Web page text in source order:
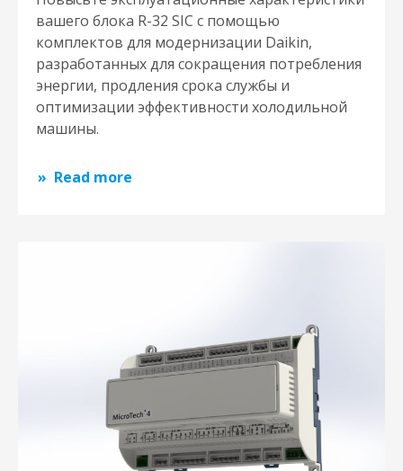
вашего блока R-32 SIC с помощью
комплектов для модернизации Daikin,
разработанных для сокращения потребления
энергии, продления срока службы и
оптимизации эффективности холодильной
машины.
Read more